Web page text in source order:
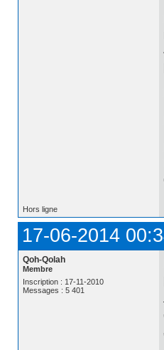
Hors ligne
17-06-2014
Qoh-Qolah
Membre
Inscription : 17-11-2010
Messages : 5 401